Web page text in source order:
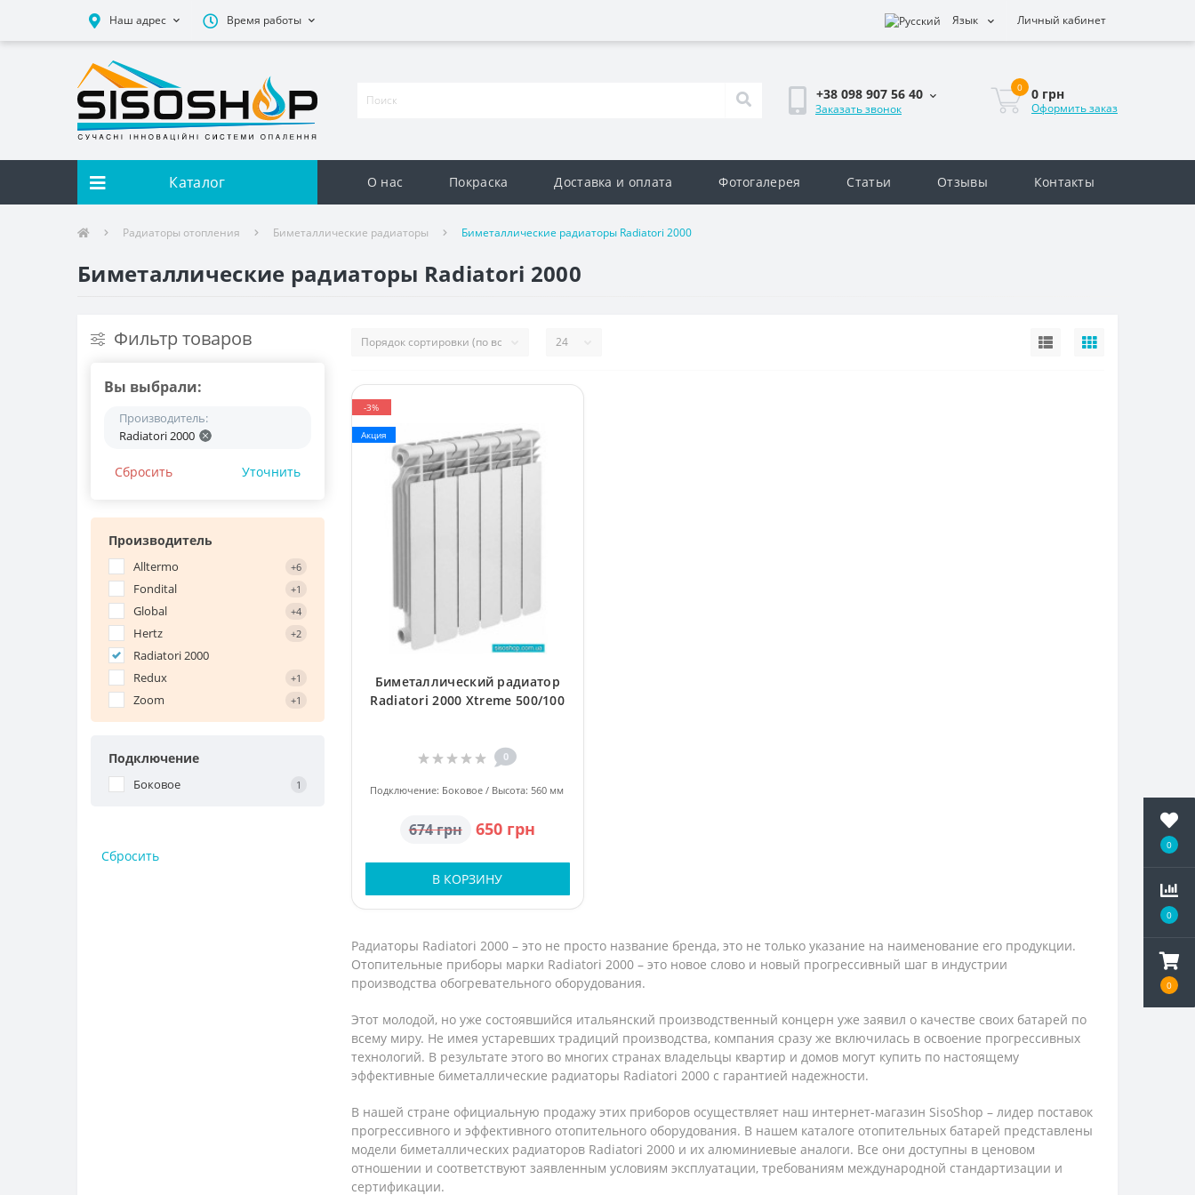
0
0
0
Наш адрес Время работы Язык Личный кабинет
+38 098 907 56 40
Заказать звонок
0 0 грн
Оформить заказ
Каталог О нас Покраска Доставка и оплата Фотогалерея Статьи Отзывы Контакты
Радиаторы отопления Биметаллические радиаторы Биметаллические радиаторы Radiatori 2000
Биметаллические радиаторы Radiatori 2000
Фильтр товаров
Вы выбрали:
Производитель:
Radiatori 2000
Сбросить Уточнить
Производитель
Alltermo +6
Fondital +1
Global +4
Hertz +2
Radiatori 2000
Redux
+1
Zoom +1
Подключение
Боковое 1
Сбросить
-3%
Акция
Биметаллический радиатор
Radiatori 2000 Xtreme 500/100
0
Подключение: Боковое Высота: 560 мм
674 грн 650 грн
В КОРЗИНУ
Радиаторы Radiatori 2000 – это не просто название бренда, это не только указание на наименование его продукции.
Отопительные приборы марки Radiatori 2000 – это новое слово и новый прогрессивный шаг в индустрии
производства обогревательного оборудования.
Этот молодой, но уже состоявшийся итальянский производственный концерн уже заявил о качестве своих батарей по
всему миру. Не имея устаревших традиций производства, компания сразу же включилась в освоение прогрессивных
технологий. В результате этого во многих странах владельцы квартир и домов могут купить по настоящему
эффективные биметаллические радиаторы Radiatori 2000 с гарантией надежности.
В нашей стране официальную продажу этих приборов осуществляет наш интернет-магазин SisoShop – лидер поставок
прогрессивного и эффективного отопительного оборудования. В нашем каталоге отопительных батарей представлены
модели биметаллических радиаторов Radiatori 2000 и их алюминиевые аналоги. Все они доступны в ценовом
отношении и соответствуют заявленным условиям эксплуатации, требованиям международной стандартизации и
сертификации.